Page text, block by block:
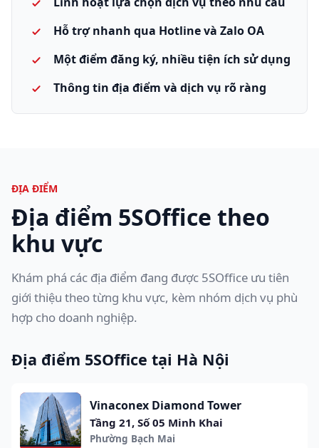
Hỗ trợ nhanh qua Hotline và Zalo OA
Một điểm đăng ký, nhiều tiện ích sử dụng
Thông tin địa điểm và dịch vụ rõ ràng
ĐỊA ĐIỂM
Địa điểm 5SOffice theo
khu vực
Khám phá các địa điểm đang được 5SOffice ưu tiên
giới thiệu theo từng khu vực, kèm nhóm dịch vụ phù
hợp cho doanh nghiệp.
Địa điểm 5SOffice tại Hà Nội
Vinaconex Diamond Tower
Tầng 21, Số 05 Minh Khai
Phường Bạch Mai